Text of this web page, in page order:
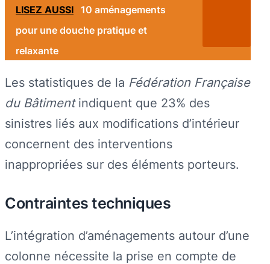
LISEZ AUSSI 10 aménagements
pour une douche pratique et
relaxante
Les statistiques de la Fédération Française
du Bâtimentindiquent que 23% des
sinistres liés aux modifications d’intérieur
concernent des interventions
inappropriées sur des éléments porteurs.
Contraintes techniques
L’intégration d’aménagements autour d’une
colonne nécessite la prise en compte de